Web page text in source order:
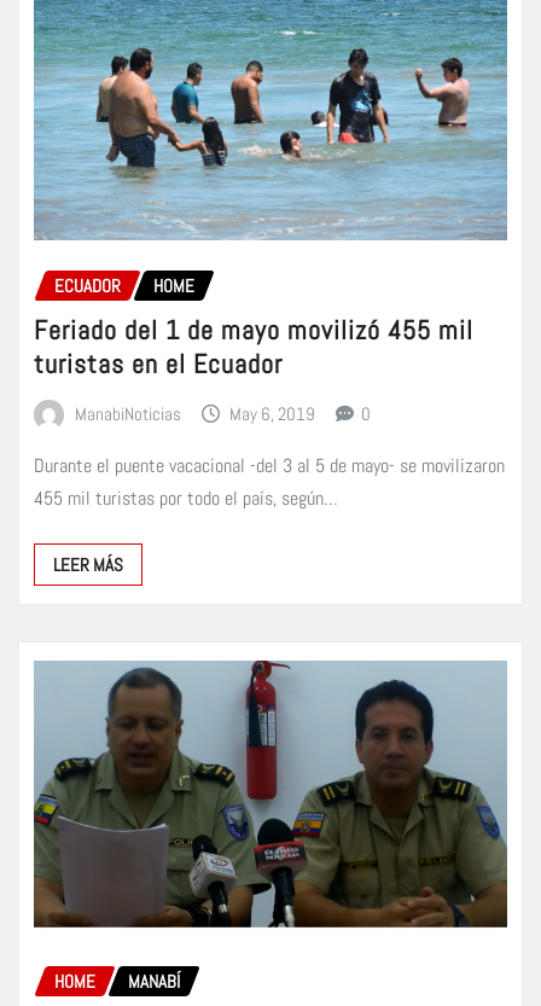
ECUADOR HOME
Feriado del 1 de mayo movilizó 455 mil
turistas en el Ecuador
ManabiNoticias May 6, 2019 0
Durante el puente vacacional -del 3 al 5 de mayo- se movilizaron
455 mil turistas por todo el país, según…
LEER MÁS
HOME MANABÍ